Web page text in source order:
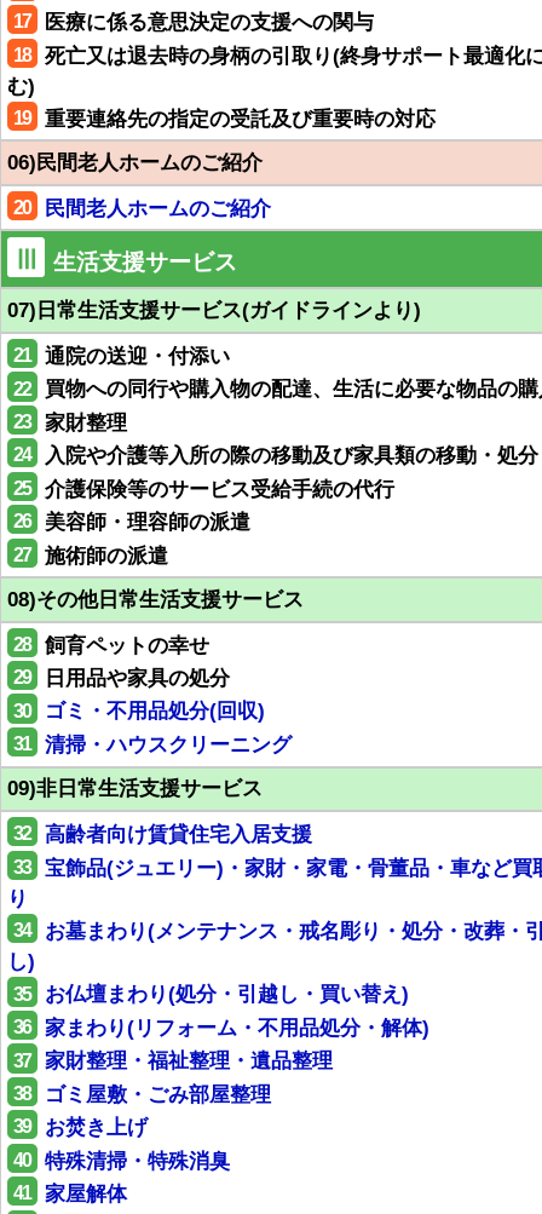
17 医療に係る意思決定の支援への関与
18
死亡又は退去時の身柄の引取り(終身サポート最適化
む)
19
重要連絡先の指定の受託及び重要時の対応
06)民間老人ホームのご紹介
20 民間老人ホームのご紹介
生活支援サービス
07)日常生活支援サービス(ガイドラインより)
21 通院の送迎・付添い
22 買物への同行や購入物の配達、生活に必要な物品の
23 家財整理
24 入院や介護等入所の際の移動及び家具類の移動・処分
25 介護保険等のサービス受給手続の代行
26 美容師・理容師の派遣
27
施術師の派遣
08)その他日常生活支援サービス
28 飼育ペットの幸せ
29 日用品や家具の処分
30 ゴミ・不用品処分(回収)
31
清掃・ハウスクリーニング
09)非日常生活支援サービス
32 高齢者向け賃貸住宅入居支援
33
宝飾品(ジュエリー)・家財・家電・骨董品・車など買
り
34
お墓まわり(メンテナンス・戒名彫り・処分・改葬・
し)
35 お仏壇まわり(処分・引越し・買い替え)
36 家まわり(リフォーム・不用品処分・解体)
37 家財整理・福祉整理・遺品整理
38 ゴミ屋敷・ごみ部屋整理
39 お焚き上げ
40 特殊清掃・特殊消臭
41 家屋解体